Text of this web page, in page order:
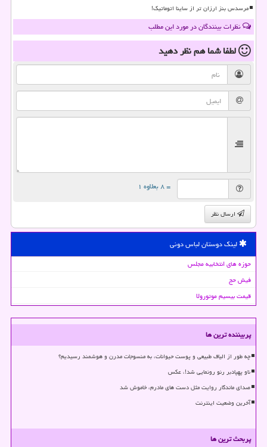
مرسدس بنز ارزان تر از ساینا اتوماتیک!
نظرات بینندگان در مورد این مطلب
لطفا شما همنظر دهید
= ۸ بعلاوه ۱
ارسال نظر
لینک دوستان لباس دونی
حوزه های انتخابیه مجلس
فیش حج
قیمت بیسیم موتورولا
پربیننده ترین ها
چه طور از الیاف طبیعی و پوست حیوانات، به منسوجات مدرن و هوشمند رسیدیم؟
ناو پهپادبر رنو رونمایی شد!، عکس
صدای ماندگار روایت مثل دست های مادرم، خاموش شد
آخرین وضعیت اینترنت
پربحث ترین ها